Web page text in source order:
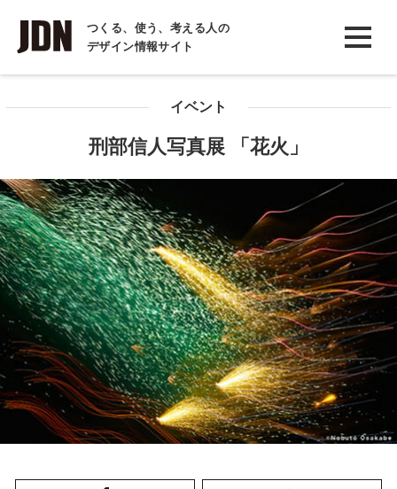
つくる、使う、考える人の
デザイン情報サイト
INTERVIEW
インタビュー
コラム
イベント
刑部信人写真展 「花火」